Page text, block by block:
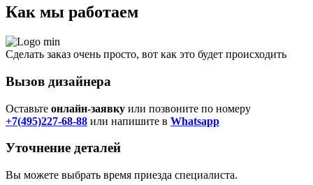
Как мы работаем
Сделать заказ очень просто, вот как это будет происходить
Вызов дизайнера
Оставьте онлайн-заявку или позвоните по номеру
+7(495)227-68-88 или напишите в Whatsapp
Уточнение деталей
Вы можете выбрать время приезда специалиста.